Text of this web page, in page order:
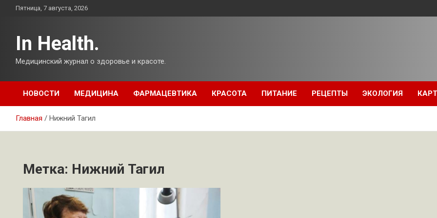
ПерейтиПятница, 7 августа, 2026
In Health.
Медицинский журнал о здоровье и красоте.
НОВОСТИ МЕДИЦИНА ФАРМАЦЕВТИКА КРАСОТА ПИТАНИЕ РЕЦЕПТЫ ЭКОЛОГИЯ
Главная Нижний Тагил
Метка: Нижний Тагил